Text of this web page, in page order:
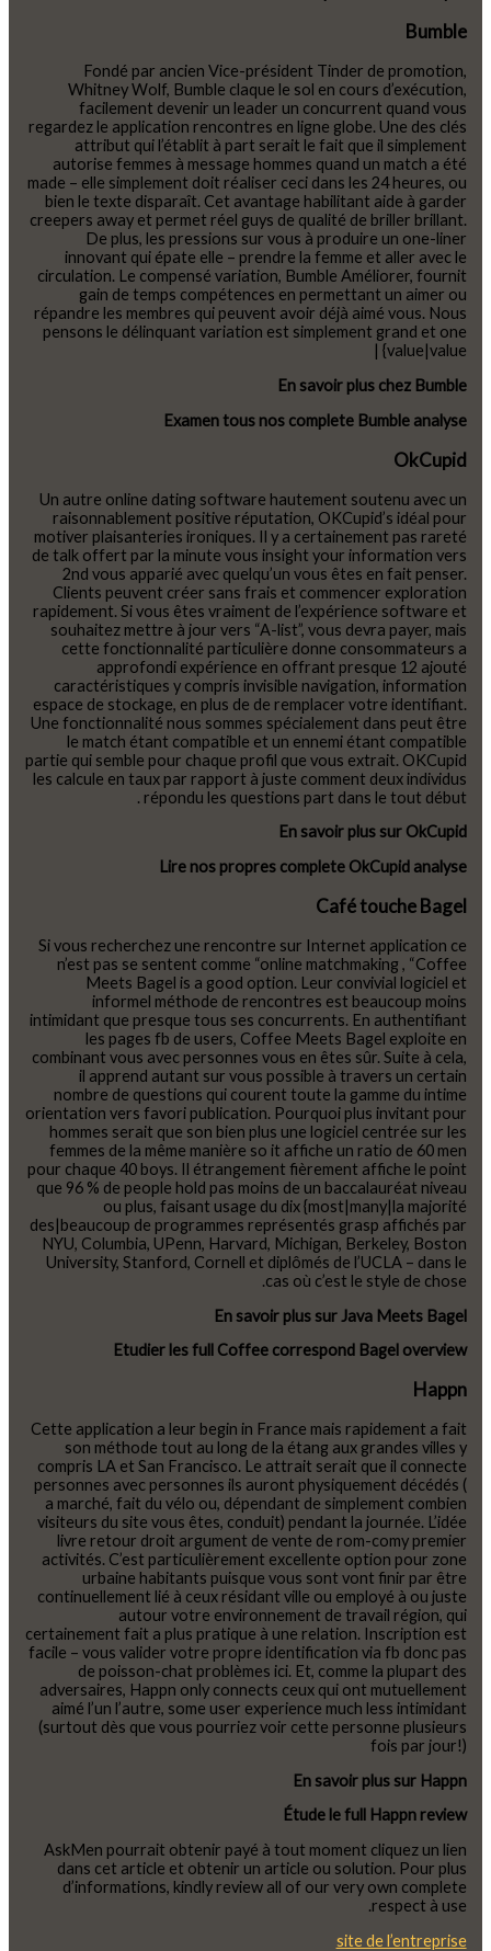
Bumble
Fondé par ancien Vice-président Tinder de promotion,
Whitney Wolf, Bumble claque le sol en cours d’exécution,
facilement devenir un leader un concurrent quand vous
regardez le application rencontres en ligne globe. Une des clés
attribut qui l’établit à part serait le fait que il simplement
autorise femmes à message hommes quand un match a été
made – elle simplement doit réaliser ceci dans les 24 heures, ou
bien le texte disparaît. Cet avantage habilitant aide à garder
creepers away et permet réel guys de qualité de briller brillant.
De plus, les pressions sur vous à produire un one-liner
innovant qui épate elle – prendre la femme et aller avec le
circulation. Le compensé variation, Bumble Améliorer, fournit
gain de temps compétences en permettant un aimer ou
répandre les membres qui peuvent avoir déjà aimé vous. Nous
pensons le délinquant variation est simplement grand et one
{value|value |
En savoir plus chez Bumble
Examen tous nos complete Bumble analyse
OkCupid
Un autre online dating software hautement soutenu avec un
raisonnablement positive réputation, OKCupid’s idéal pour
motiver plaisanteries ironiques. Il y a certainement pas rareté
de talk offert par la minute vous insight your information vers
2nd vous apparié avec quelqu’un vous êtes en fait penser.
Clients peuvent créer sans frais et commencer exploration
rapidement. Si vous êtes vraiment de l’expérience software et
souhaitez mettre à jour vers “A-list”, vous devra payer, mais
cette fonctionnalité particulière donne consommateurs a
approfondi expérience en offrant presque 12 ajouté
caractéristiques y compris invisible navigation, information
espace de stockage, en plus de de remplacer votre identifiant.
Une fonctionnalité nous sommes spécialement dans peut être
le match étant compatible et un ennemi étant compatible
partie qui semble pour chaque profil que vous extrait. OKCupid
les calcule en taux par rapport à juste comment deux individus
répondu les questions part dans le tout début .
En savoir plus sur OkCupid
Lire nos propres complete OkCupid analyse
Café touche Bagel
Si vous recherchez une rencontre sur Internet application ce
n’est pas se sentent comme “online matchmaking , “Coffee
Meets Bagel is a good option. Leur convivial logiciel et
informel méthode de rencontres est beaucoup moins
intimidant que presque tous ses concurrents. En authentifiant
les pages fb de users, Coffee Meets Bagel exploite en
combinant vous avec personnes vous en êtes sûr. Suite à cela,
il apprend autant sur vous possible à travers un certain
nombre de questions qui courent toute la gamme du intime
orientation vers favori publication. Pourquoi plus invitant pour
hommes serait que son bien plus une logiciel centrée sur les
femmes de la même manière so it affiche un ratio de 60 men
pour chaque 40 boys. Il étrangement fièrement affiche le point
que 96 % de people hold pas moins de un baccalauréat niveau
ou plus, faisant usage du dix {most|many|la majorité
des|beaucoup de programmes représentés grasp affichés par
NYU, Columbia, UPenn, Harvard, Michigan, Berkeley, Boston
University, Stanford, Cornell et diplômés de l’UCLA – dans le
cas où c’est le style de chose.
En savoir plus sur Java Meets Bagel
Etudier les full Coffee correspond Bagel overview
Happn
Cette application a leur begin in France mais rapidement a fait
son méthode tout au long de la étang aux grandes villes y
compris LA et San Francisco. Le attrait serait que il connecte
personnes avec personnes ils auront physiquement décédés (
a marché, fait du vélo ou, dépendant de simplement combien
visiteurs du site vous êtes, conduit) pendant la journée. L’idée
livre retour droit argument de vente de rom-comy premier
activités. C’est particulièrement excellente option pour zone
urbaine habitants puisque vous sont vont finir par être
continuellement lié à ceux résidant ville ou employé à ou juste
autour votre environnement de travail région, qui
certainement fait a plus pratique à une relation. Inscription est
facile – vous valider votre propre identification via fb donc pas
de poisson-chat problèmes ici. Et, comme la plupart des
adversaires, Happn only connects ceux qui ont mutuellement
aimé l’un l’autre, some user experience much less intimidant
(surtout dès que vous pourriez voir cette personne plusieurs
fois par jour!)
En savoir plus sur Happn
Étude le full Happn review
AskMen pourrait obtenir payé à tout moment cliquez un lien
dans cet article et obtenir un article ou solution. Pour plus
d’informations, kindly review all of our very own complete
respect à use.
site de l’entreprise